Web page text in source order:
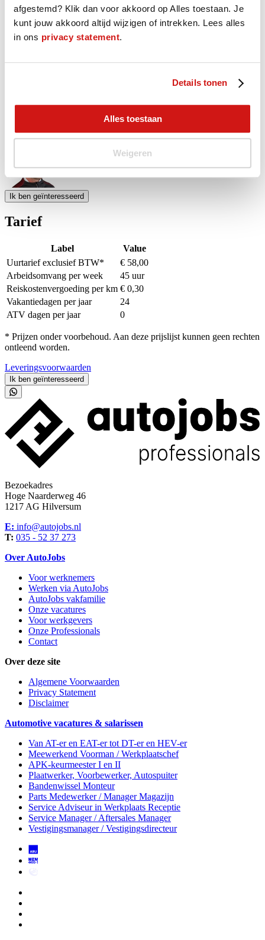
afgestemd? Klik dan voor akkoord op Alles toestaan. Je
kunt jouw akkoord altijd wijzigen of intrekken. Lees alles
in ons privacy statement.
Details tonen
Alles toestaan
Weigeren
10 11 12 13 14 15 16
17 18 19 20 21 22 23
24
30
3 5
6 7 8 9 10 11
Event Date, augustus - september 2026
Ik ben geïnteresseerd
Tarief
Label
Value
Uurtarief exclusief BTW*
€ 58,00
Arbeidsomvang per week
45 uur
Reiskostenvergoeding per km € 0,30
Vakantiedagen per jaar
24
ATV dagen per jaar
0
* Prijzen onder voorbehoud. Aan deze prijslijst kunnen geen rechten
ontleend worden.
Leveringsvoorwaarden
Ik ben geïnteresseerd
Bezoekadres
Hoge Naarderweg 46
1217 AG Hilversum
E: info@autojobs.nl
T: 035 - 52 37 273
Over AutoJobs
Voor werknemers
Werken via AutoJobs
AutoJobs vakfamilie
Onze vacatures
Voor werkgevers
Onze Professionals
Contact
Over deze site
Algemene Voorwaarden
Privacy Statement
Disclaimer
Automotive vacatures & salarissen
Van AT-er en EAT-er tot DT-er en HEV-er
Meewerkend Voorman / Werkplaatschef
APK-keurmeester I en II
Plaatwerker, Voorbewerker, Autospuiter
Bandenwissel Monteur
Parts Medewerker / Manager Magazijn
Service Adviseurin Werkplaats Receptie
Service Manager / Aftersales Manager
Vestigingsmanager / Vestigingsdirecteur